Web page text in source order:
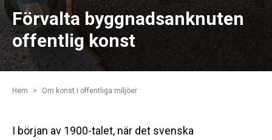
Förvalta byggnadsanknuten
offentlig konst
Hem Om konst i offentliga miljöer
I början av 1900-talet, när det svenska